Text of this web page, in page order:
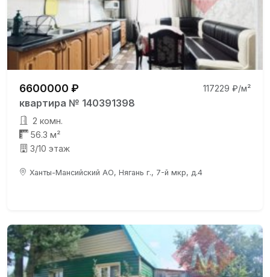
6600000 ₽ 117229 ₽/м²
квартира № 140391398
2 комн.
56.3 м²
3/10 этаж
Ханты-Мансийский АО, Нягань г., 7-й мкр, д.4